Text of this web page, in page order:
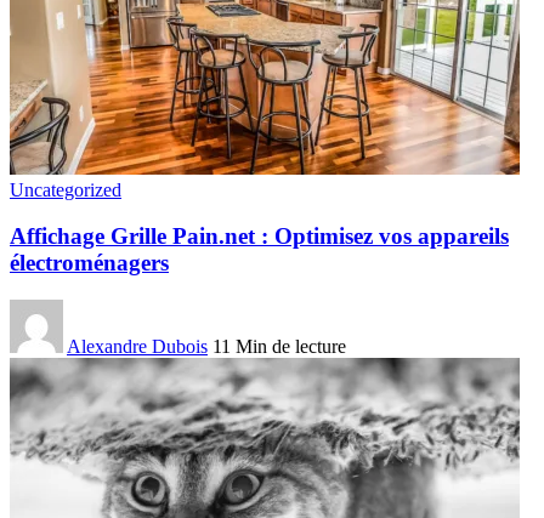
Uncategorized
Affichage Grille Pain.net : Optimisez vos appareils
électroménagers
Alexandre Dubois 11 Min de lecture